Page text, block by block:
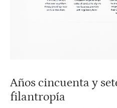
Años cincuenta y
filantropía